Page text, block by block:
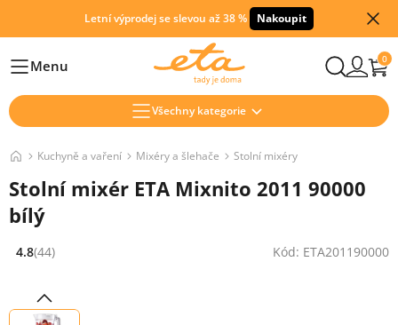
Letní výprodej se slevou až 38 % Nakoupit
HlavníMenu 0
Všechny kategorie
Kuchyně a vaření Mixéry a šlehače Stolní mixéry
Stolní mixér ETA Mixnito 2011 90000
bílý
Hodnocení: 4.8 z 5 (44 recenzí)
4.8(44) Kód: ETA201190000